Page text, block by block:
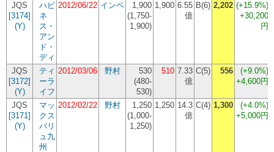
JQS
[3174]
(Y)
ハピ
ネ
ス・
アン
ド・
ディ
2012/06/22 インベ
1,900
(1,750-
1,900)
1,900 6.55
億
B(6) 2,202 (+15.9%)
+30,200
円
JQS
[3172]
(Y)
ティ
ーラ
イフ
2012/03/06 野村
530
(480-
530)
510 7.33
億
C(5) 556
(+9.0%)
+4,600円
JQS
[3171]
(Y)
マッ
クス
バリ
ュ九
州
2012/02/22 野村
1,250
(1,000-
1,250)
1,250 14.3
億
C(4) 1,300
(+4.0%)
+5,000円